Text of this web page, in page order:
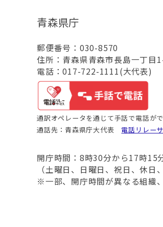
青森県庁
郵便番号：030-8570
住所：青森県青森市長島一丁目
電話：017-722-1111(大代表)
通訳オペレータを通じて手話で電話がで
通話先：青森県庁大代表 電話リレー
開庁時間：8時30分から17時15
（土曜日、日曜日、祝日、休日
※一部、開庁時間が異なる組織